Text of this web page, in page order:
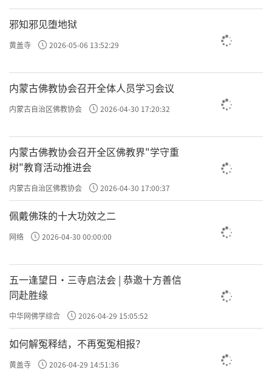
云谷禅师说，
了，而这个念，它不是你从出生到此时此刻的
这就是为什么往上数你的祖先。现在想想古时
候的父母，媒妁之言，如果父母一直活在德当
们提亲，历数这一家的祖上，通常你嫁过去不
会太差。我们现在自由恋爱，如果你是出于人
欲自由恋爱，你的恋爱可能就进入魔窟了。你
现在自由恋爱也没问题，你知行合一；如果你
不知行合一，你欲行合一，你所谓的自由，让
你终身不得自由。如果作为家长，你最好的办
法，你也看看、数一数他的历代的家谱。
凡人有数。极善之人，数固拘他不定；极恶之
人，数亦拘他不定。极善之人、极恶之人，刚
才说的袁了凡慢慢变成了极善之人，所以孔先
生算的命不准了。但袁了凡如果变成极恶之
邪知邪见堕地狱
黄盖寺 2026-05-06 13:52:29
内蒙古佛教协会召开全体人员学习会议
内蒙古自治区佛教协会 2026-04-30 17:20:32
内蒙古佛教协会召开全区佛教界"学守重
树"教育活动推进会
内蒙古自治区佛教协会 2026-04-30 17:00:37
佩戴佛珠的十大功效之二
网络 2026-04-30 00:00:00
五一逢望日・三寺启法会 | 恭邀十方善信
同赴胜缘
中华网佛学综合 2026-04-29 15:05:52
如何解冤释结，不再冤冤相报？
黄盖寺 2026-04-29 14:51:36